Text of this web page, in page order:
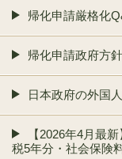
帰化申請厳格化
帰化申請政府方
日本政府の外国
【2026年4月最
税5年分・社会保険